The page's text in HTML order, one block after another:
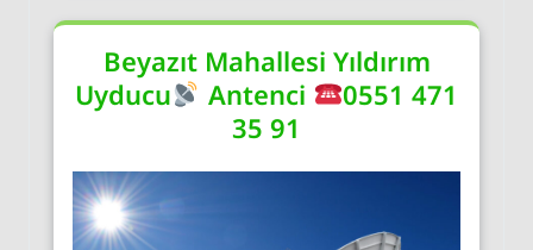
Beyazıt Mahallesi Yıldırım
Uyducu
Antenci
0551 471
35 91